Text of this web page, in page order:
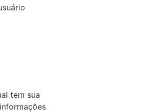
tem sua